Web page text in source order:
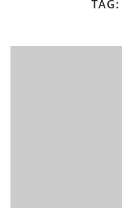
TAG